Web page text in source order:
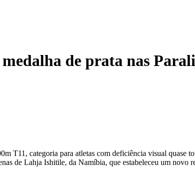
de prata nas
T11, categoria para atletas com deficiência visual quase
de Lahja Ishitile, da Namíbia, que estabeleceu um